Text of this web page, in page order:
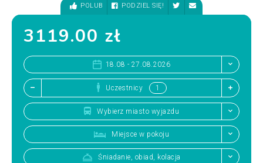
POLUB PODZIEL SIĘ!
3119.00 zł
18.08 - 27.08.2026
Uczestnicy
Wybierz miasto wyjazdu
Miejsce w pokoju
Śniadanie, obiad, kolacja